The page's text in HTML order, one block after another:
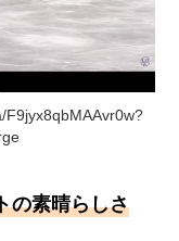
F9jyx8qbMAAvr0w?
の素晴らしさ